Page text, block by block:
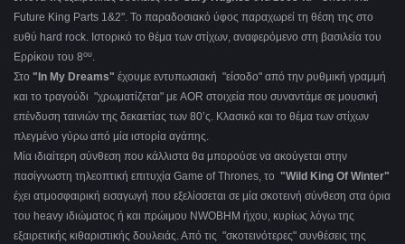
Future King Parts 1&2". Το παραδοσιακό ύφος παραχωρεί τη θέση της στο
ευθύ hard rock. Ιστορικό το θέμα των στίχων, αναφερόμενο στη βασιλεία του
Ερρίκου του 8ου.
Στο "In My Dreams" έχουμε εντυπωσιακή "είσοδο" από την ρυθμική γραμμή
και το τραγούδι "χρωματίζεται" με AOR στοιχεία που συναντάμε σε μουσική
επένδυση ταινιών της δεκαετίας των 80’ς. Κλασικό και το θέμα των στίχων
πλεγμένο γύρω από μία ιστορία αγάπης.
Μία ιδιαίτερη σύνθεση που κάλλιστα θα μπορούσε να ακούγεται στην
πασίγνωστη τηλεοπτική επιτυχία Game of Thrones, το "Wild King Of Winter"
έχει ατμοσφαιρική εισαγωγή που εξελίσσεται σε μία σκοτεινή σύνθεση στα όρια
του heavy ιδιώματος ή και πρώιμου NWOBHM ήχου, κυρίως λόγω της
εξαιρετικής κιθαριστικής δουλειάς. Από τις "σκοτεινότερες" συνθέσεις της